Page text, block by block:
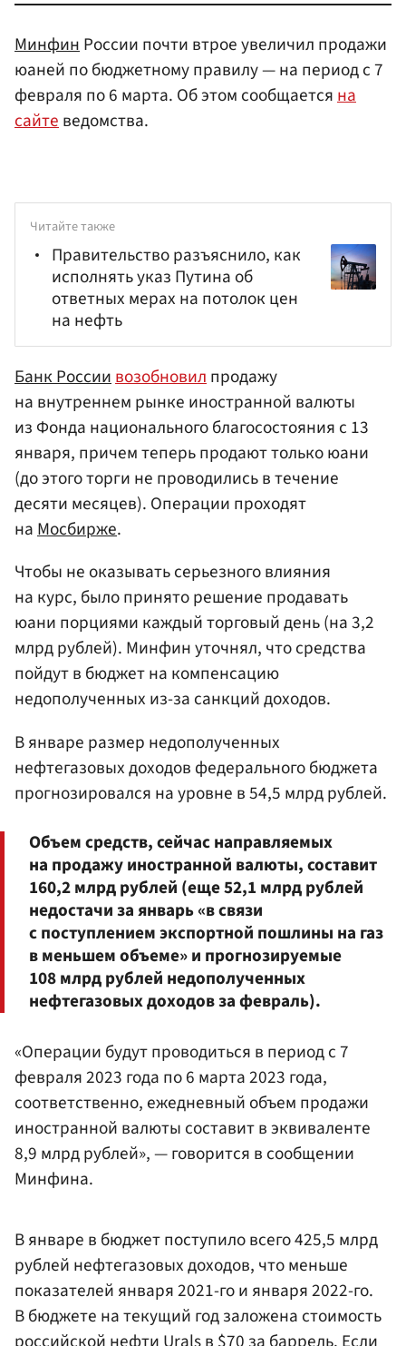
МинфинРоссии почти втрое увеличил продажи
юаней по бюджетному правилу — на период с 7
февраля по 6 марта. Об этом сообщаетсяна
сайтеведомства.
Читайте также
Правительство разъяснило, как
исполнять указ Путина об
ответных мерах на потолок цен
на нефть
Банк Россиивозобновилпродажу
на внутреннем рынке иностранной валюты
из Фонда национального благосостояния с 13
января, причем теперь продают только юани
(до этого торги не проводились в течение
десяти месяцев). Операции проходят
наМосбирже.
Чтобы не оказывать серьезного влияния
на курс, было принято решение продавать
юани порциями каждый торговый день (на 3,2
млрд рублей). Минфин уточнял, что средства
пойдут в бюджет на компенсацию
недополученных из-за санкций доходов.
В январе размер недополученных
нефтегазовых доходов федерального бюджета
прогнозировался на уровне в 54,5 млрд рублей.
Объем средств, сейчас направляемых
на продажу иностранной валюты, составит
160,2 млрд рублей (еще 52,1 млрд рублей
недостачи за январь «в связи
с поступлением экспортной пошлины на газ
в меньшем объеме» и прогнозируемые
108 млрд рублей недополученных
нефтегазовых доходов за февраль).
«Операции будут проводиться в период с 7
февраля 2023 года по 6 марта 2023 года,
соответственно, ежедневный объем продажи
иностранной валюты составит в эквиваленте
8,9 млрд рублей», — говорится в сообщении
Минфина.
В январе в бюджет поступило всего 425,5 млрд
рублей нефтегазовых доходов, что меньше
показателей января 2021-го и января 2022-го.
В бюджете на текущий год заложена стоимость